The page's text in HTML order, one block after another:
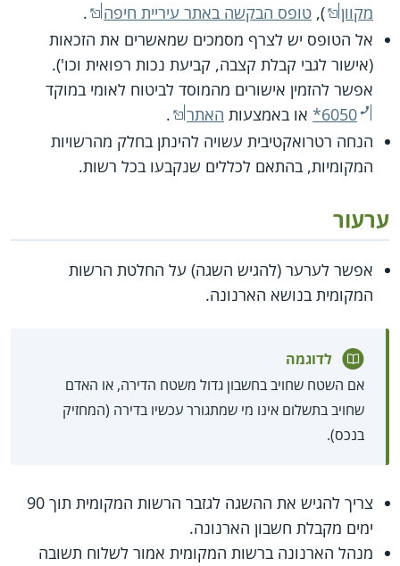
מקוון
), טופס הבקשה באתר עיריית חיפה
.
אל הטופס יש לצרף מסמכים שמאשרים את הזכאות
(אישור לגבי קבלת קצבה, קביעת נכות רפואית וכו').
אפשר להזמין אישורים מהמוסד לביטוח לאומי במוקד
*6050 או באמצעות האתר
.
הנחה רטרואקטיבית עשויה להינתן בחלק מהרשויות
המקומיות, בהתאם לכללים שנקבעו בכל רשות.
ערעור
אפשר לערער (להגיש השגה) על החלטת הרשות
המקומית בנושא הארנונה.
לדוגמה
אם השטח שחויב בחשבון גדול משטח הדירה, או האדם
שחויב בתשלום אינו מי שמתגורר עכשיו בדירה (המחזיק
בנכס).
צריך להגיש את ההשגה לגזבר הרשות המקומית תוך 90
ימים מקבלת חשבון הארנונה.
מנהל הארנונה ברשות המקומית אמור לשלוח תשובה